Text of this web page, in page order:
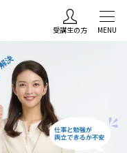
受講生の方 MENU